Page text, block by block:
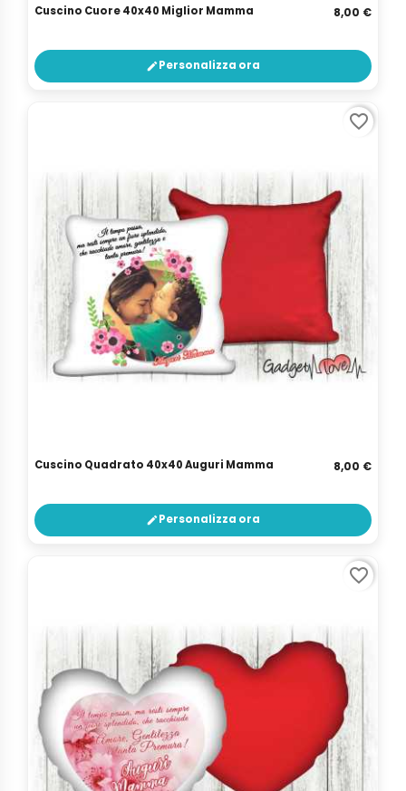
Cuscino Cuore 40x40 Miglior Mamma 8,00 €
editPersonalizza ora
Cuscino Quadrato 40x40 Auguri Mamma 8,00 €
editPersonalizza ora
favorite_border
favorite_border